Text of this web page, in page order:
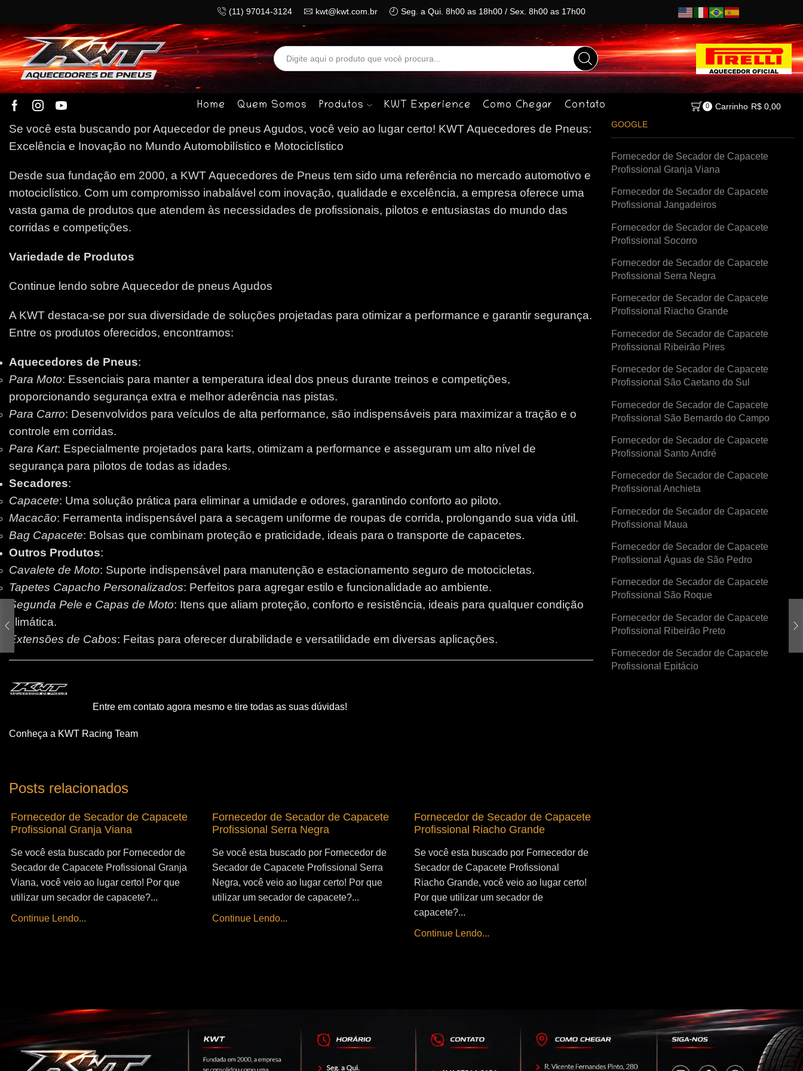
(11) 97014-3124 kwt@kwt.com.br Seg. a Qui. 8h00 as 18h00 / Sex. 8h00 as 17h00
Search
input
Home Quem Somos Produtos KWT Experience Como Chegar Contato 0 Carrinho R$0,00
Se você esta buscando por Aquecedor de pneus Agudos, você veio ao lugar certo! KWT Aquecedores de Pneus:
Excelência e Inovação no Mundo Automobilístico e Motociclístico
Desde sua fundação em 2000, a KWT Aquecedores de Pneus tem sido uma referência no mercado automotivo e
motociclístico. Com um compromisso inabalável com inovação, qualidade e excelência, a empresa oferece uma
vasta gama de produtos que atendem às necessidades de profissionais, pilotos e entusiastas do mundo das
corridas e competições.
Variedade de Produtos
Continue lendo sobre Aquecedor de pneus Agudos
A KWT destaca-se por sua diversidade de soluções projetadas para otimizar a performance e garantir segurança.
Entre os produtos oferecidos, encontramos:
Aquecedores de Pneus:
Para Moto: Essenciais para manter a temperatura ideal dos pneus durante treinos e competições,
proporcionando segurança extra e melhor aderência nas pistas.
Para Carro: Desenvolvidos para veículos de alta performance, são indispensáveis para maximizar a tração e o
controle em corridas.
Para Kart: Especialmente projetados para karts, otimizam a performance e asseguram um alto nível de
segurança para pilotos de todas as idades.
Secadores:
Capacete: Uma solução prática para eliminar a umidade e odores, garantindo conforto ao piloto.
Macacão: Ferramenta indispensável para a secagem uniforme de roupas de corrida, prolongando sua vida útil.
Bag Capacete: Bolsas que combinam proteção e praticidade, ideais para o transporte de capacetes.
Outros Produtos:
Cavalete de Moto: Suporte indispensável para manutenção e estacionamento seguro de motocicletas.
Tapetes Capacho Personalizados: Perfeitos para agregar estilo e funcionalidade ao ambiente.
Segunda Pele e Capas de Moto: Itens que aliam proteção, conforto e resistência, ideais para qualquer condição
climática.
Extensões de Cabos: Feitas para oferecer durabilidade e versatilidade em diversas aplicações.
Entre em contato agora mesmo e tire todas as suas dúvidas!
Conheça a KWT Racing Team
Posts relacionados
Fornecedor de Secador de Capacete
Profissional Granja Viana
Se você esta buscado por Fornecedor de
Secador de Capacete Profissional Granja
Viana, você veio ao lugar certo! Por que
utilizar um secador de capacete?...
Continue Lendo...
Fornecedor de Secador de Capacete
Profissional Serra Negra
Se você esta buscado por Fornecedor de
Secador de Capacete Profissional Serra
Negra, você veio ao lugar certo! Por que
utilizar um secador de capacete?...
Continue Lendo...
Fornecedor de Secador de Capacete
Profissional Riacho Grande
Se você esta buscado por Fornecedor de
Secador de Capacete Profissional
Riacho Grande, você veio ao lugar certo!
Por que utilizar um secador de
capacete?...
Continue Lendo...
GOOGLE
Fornecedor de Secador de Capacete
Profissional Granja Viana
Fornecedor de Secador de Capacete
Profissional Jangadeiros
Fornecedor de Secador de Capacete
Profissional Socorro
Fornecedor de Secador de Capacete
Profissional Serra Negra
Fornecedor de Secador de Capacete
Profissional Riacho Grande
Fornecedor de Secador de Capacete
Profissional Ribeirão Pires
Fornecedor de Secador de Capacete
Profissional São Caetano do Sul
Fornecedor de Secador de Capacete
Profissional São Bernardo do Campo
Fornecedor de Secador de Capacete
Profissional Santo André
Fornecedor de Secador de Capacete
Profissional Anchieta
Fornecedor de Secador de Capacete
Profissional Maua
Fornecedor de Secador de Capacete
Profissional Águas de São Pedro
Fornecedor de Secador de Capacete
Profissional São Roque
Fornecedor de Secador de Capacete
Profissional Ribeirão Preto
Fornecedor de Secador de Capacete
Profissional Epitácio